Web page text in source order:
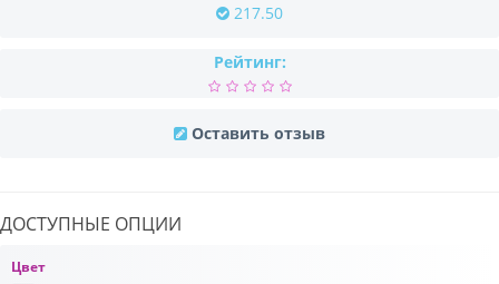
217.50
Рейтинг:
Оставить отзыв
ДОСТУПНЫЕ ОПЦИИ
Цвет